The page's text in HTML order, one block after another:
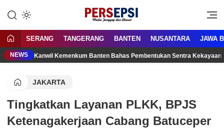
konten
Persepsi.co.id
Media Tanggap Dan Akurat
SERANG TANGERANG BANTEN NUSANTARA JAWA
NEWS Kanwil Kemenkum Banten Bahas Pembentukan Sentra
JAKARTA
Tingkatkan Layanan PLKK, BPJS
Ketenagakerjaan Cabang Batuceper